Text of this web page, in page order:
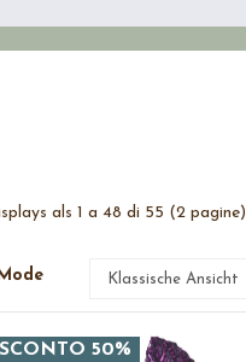
als 1 a 48 di 55 (2 pagine)
SCONTO 50%